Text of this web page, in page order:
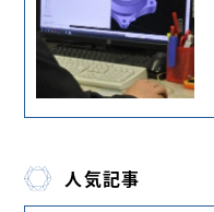
人気記事